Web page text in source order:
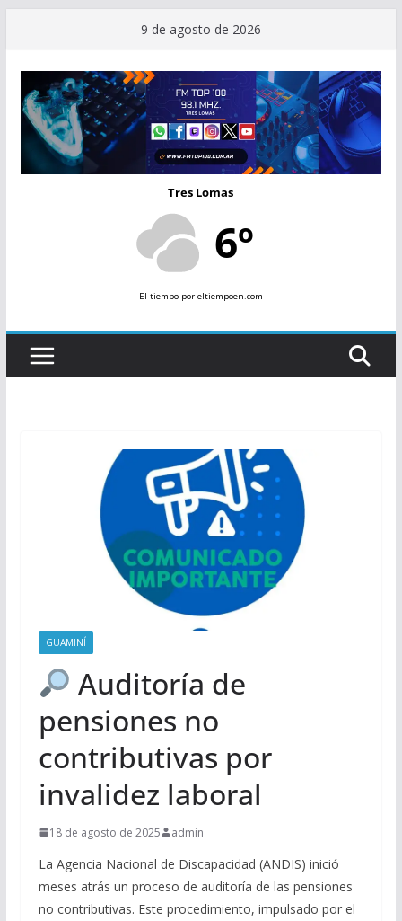
contenido
9 de agosto de 2026
Tres Lomas
6º
El tiempopor eltiempoen.com
GUAMINÍ
Auditoría de
pensiones no
contributivas por
invalidez laboral
18 de agosto de 2025 admin
La Agencia Nacional de Discapacidad (ANDIS) inició
meses atrás un proceso de auditoría de las pensiones
no contributivas. Este procedimiento, impulsado por el